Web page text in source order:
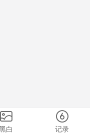
白 记录